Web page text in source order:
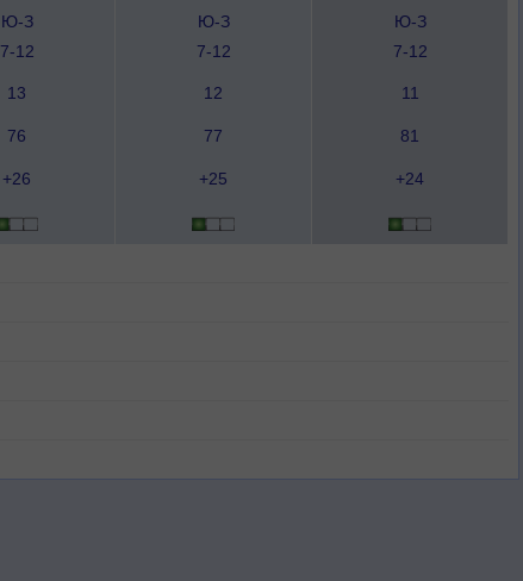
Ю-З
7-12
Ю-З
7-12
Ю-З
7-12
13 12 11
76 77 81
+26 +25 +24